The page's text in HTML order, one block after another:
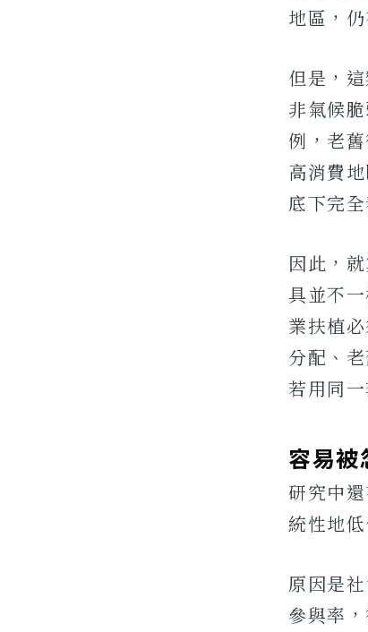
地區，
但是，
非氣候
例，老
高消費
底下完
因此，
具並不
業扶植
分配、
若用同
容易被
研究中
統性地
原因是
參與率